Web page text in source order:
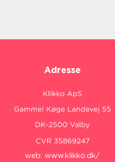
Adresse
web:www.klikko.dk/